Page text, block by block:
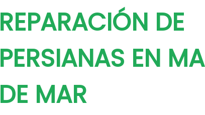
REPARACIÓN DE
PERSIANAS EN
DE MAR